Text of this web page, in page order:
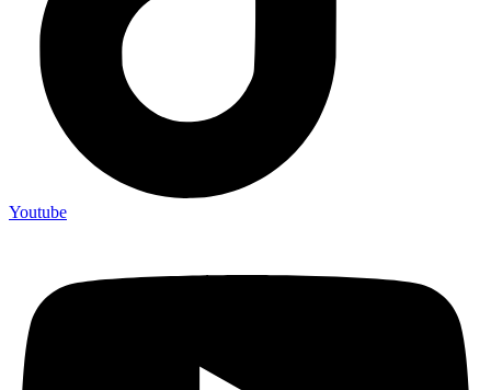
Youtube